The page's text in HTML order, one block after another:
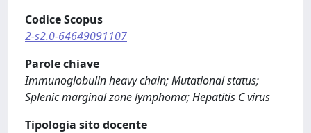
Codice Scopus
2-s2.0-64649091107
Parole chiave
Immunoglobulin heavy chain; Mutational status;
Splenic marginal zone lymphoma; Hepatitis C virus
Tipologia sito docente